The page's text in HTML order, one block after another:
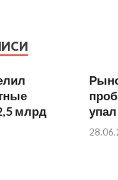
млрд